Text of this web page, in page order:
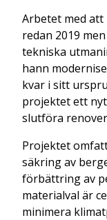
Arbetet med
redan 2019
tekniska
hann
kvar i sitt
projektet ett
slutföra
Projektet
säkring av
förbättring av
materialval är
minimera